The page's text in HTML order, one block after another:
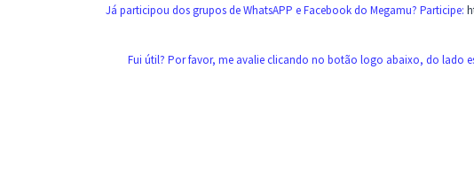
Já participou dos grupos de WhatsAPP e Facebook do Megamu? Participe:
Fui útil? Por favor, me avalie clicando no botão logo abaixo, do lado